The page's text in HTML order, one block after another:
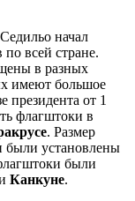
начал
всей стране.
в разных
имеют большое
президента от 1
флагштоки в
. Размер
были установлены
были
Канкуне.